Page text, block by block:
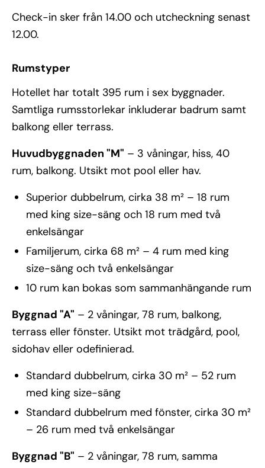
Check-in sker från 14.00 och utcheckning senast
12.00.
Rumstyper
Hotellet har totalt 395 rum i sex byggnader.
Samtliga rumsstorlekar inkluderar badrum samt
balkong eller terrass.
Huvudbyggnaden "M" – 3 våningar, hiss, 40
rum, balkong. Utsikt mot pool eller hav.
Superior dubbelrum, cirka 38 m² – 18 rum
med king size-säng och 18 rum med två
enkelsängar
Familjerum, cirka 68 m² – 4 rum med king
size-säng och två enkelsängar
10 rum kan bokas som sammanhängande rum
Byggnad "A" – 2 våningar, 78 rum, balkong,
terrass eller fönster. Utsikt mot trädgård, pool,
sidohav eller odefinierad.
Standard dubbelrum, cirka 30 m² – 52 rum
med king size-säng
Standard dubbelrum med fönster, cirka 30 m²
– 26 rum med två enkelsängar
Byggnad "B" – 2 våningar, 78 rum, samma